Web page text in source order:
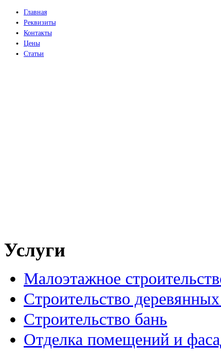
Главная
Реквизиты
Контакты
Цены
Статьи
Услуги
Малоэтажное
Строительство
Строительство бань
Отделка помещений и